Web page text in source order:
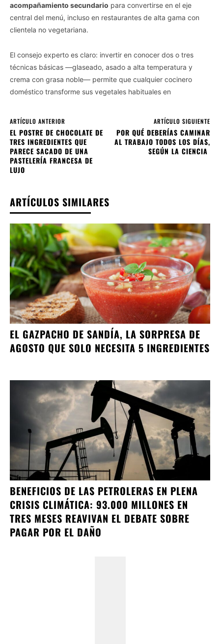
acompañamiento secundario para convertirse en el eje
central del menú, incluso en restaurantes de alta gama con
clientela no vegetariana.
El consejo experto es claro: invertir en conocer dos o tres
técnicas básicas —glaseado, asado a alta temperatura y
crema con grasa noble— permite que cualquier cocinero
doméstico transforme sus vegetales habituales en
ARTÍCULO ANTERIOR
EL POSTRE DE CHOCOLATE DE
TRES INGREDIENTES QUE
PARECE SACADO DE UNA
PASTELERÍA FRANCESA DE
LUJO
ARTÍCULO SIGUIENTE
POR QUÉ DEBERÍAS CAMINAR
AL TRABAJO TODOS LOS DÍAS,
SEGÚN LA CIENCIA
ARTÍCULOS SIMILARES
EL GAZPACHO DE SANDÍA, LA SORPRESA DE
AGOSTO QUE SOLO NECESITA 5 INGREDIENTES
BENEFICIOS DE LAS PETROLERAS EN PLENA
CRISIS CLIMÁTICA: 93.000 MILLONES EN
TRES MESES REAVIVAN EL DEBATE SOBRE
PAGAR POR EL DAÑO